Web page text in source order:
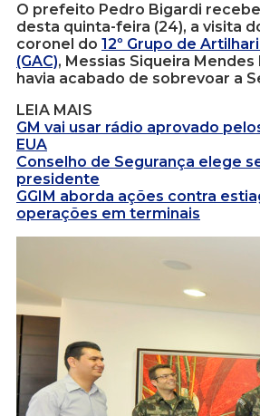
O prefeito Pedro Bigardi
desta quinta-feira (24), a visita
coronel do 12º Grupo de
(GAC), Messias Siqueira
havia acabado de sobrevoar a
LEIA MAIS
GM vai usar rádio aprovado
EUA
Conselho de Segurança elege
presidente
GGIM aborda ações contra
operações em terminais